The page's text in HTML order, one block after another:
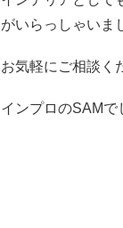
がいらっしゃい
お気軽にご相談く
インプロのSAMで